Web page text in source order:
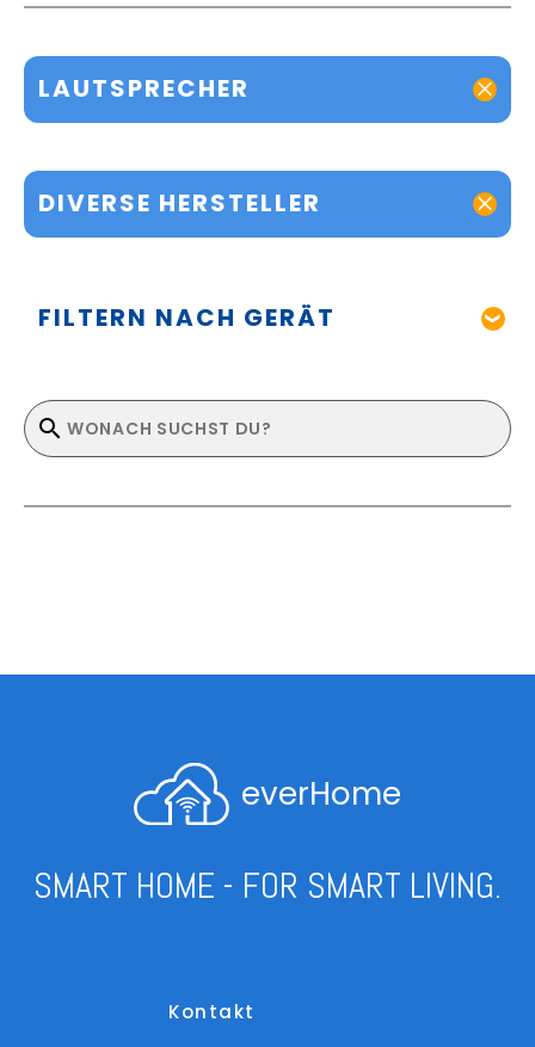
LAUTSPRECHER
DIVERSE HERSTELLER
FILTERN NACH GERÄT
everHome
SMART HOME - FOR SMART LIVING.
Kontakt